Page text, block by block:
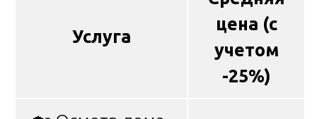
Услуга
цена (с
учетом
-25%)